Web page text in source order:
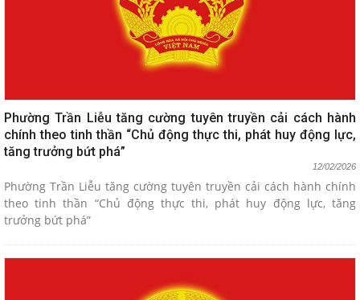
Phường Trần Liễu tăng cường tuyên truyền cải cách hành
chính theo tinh thần “Chủ động thực thi, phát huy động lực,
tăng trưởng bứt phá”
12/02/2026
Phường Trần Liễu tăng cường tuyên truyền cải cách hành chính
theo tinh thần “Chủ động thực thi, phát huy động lực, tăng
trưởng bứt phá”